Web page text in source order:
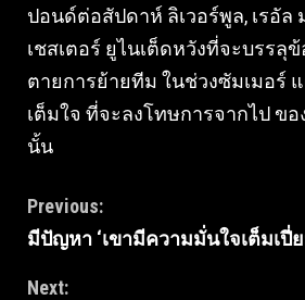
ปอนด์ต่อสัปดาห์ ลิเวอร์พูล, เรอั
เชสเตอร์ ยูไนเต็ดหวังที่จะบรรลุ
ตายการย้ายทีม ในช่วงซัมเมอร์
เต็มใจ ที่จะลงโทษการจากไป ข
นั้น
Continue
Reading
Previous:
มีปัญหา ‘เขามีความมั่นใจเต็มเปี่ย
Next: